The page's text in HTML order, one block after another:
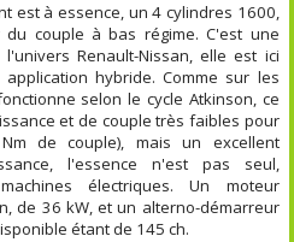
est à essence, un 4 cylindres 1600,
couple à bas régime. C'est une
Renault-Nissan, elle est ici
hybride. Comme sur les
selon le cycle Atkinson, ce
et de couple très faibles pour
de couple), mais un excellent
l'essence n'est pas seul,
électriques. Un moteur
de 36 kW, et un alterno-démarreur
étant de 145 ch.